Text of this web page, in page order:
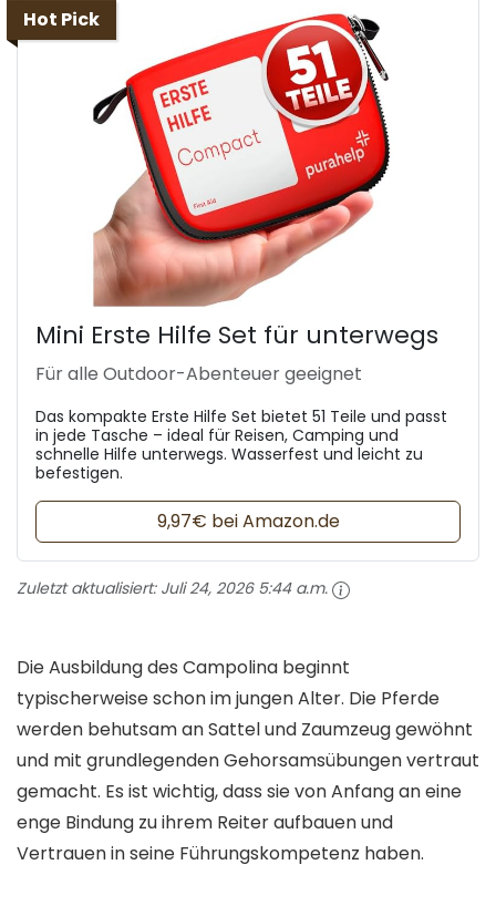
Hot Pick
Mini Erste Hilfe Set für unterwegs
Für alle Outdoor-Abenteuer geeignet
Das kompakte Erste Hilfe Set bietet 51 Teile und passt
in jede Tasche – ideal für Reisen, Camping und
schnelle Hilfe unterwegs. Wasserfest und leicht zu
befestigen.
9,97€ bei Amazon.de
Zuletzt aktualisiert: Juli 24, 2026 5:44 a.m.
Die Ausbildung des Campolina beginnt
typischerweise schon im jungen Alter. Die Pferde
werden behutsam an Sattel und Zaumzeug gewöhnt
und mit grundlegenden Gehorsamsübungen vertraut
gemacht. Es ist wichtig, dass sie von Anfang an eine
enge Bindung zu ihrem Reiter aufbauen und
Vertrauen in seine Führungskompetenz haben.